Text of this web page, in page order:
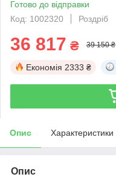
Готово до відправки
Код: 1002320
Роздріб
36 817 ₴ 39 150 ₴
Економія 2333 ₴
Опис Характеристики
Опис